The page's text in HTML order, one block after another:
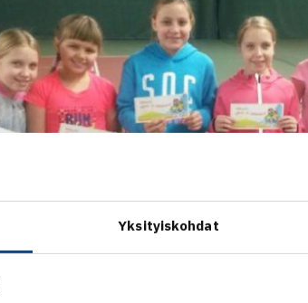
Yksityiskohdat